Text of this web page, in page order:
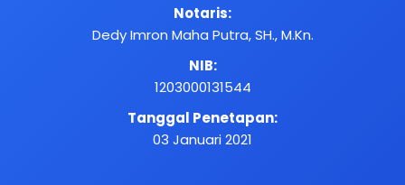
Notaris:
Dedy Imron Maha Putra, SH., M.Kn.
NIB:
1203000131544
Tanggal Penetapan:
03 Januari 2021